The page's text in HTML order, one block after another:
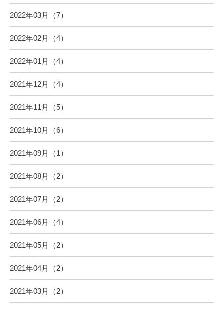
2022年03月（7）
2022年02月（4）
2022年01月（4）
2021年12月（4）
2021年11月（5）
2021年10月（6）
2021年09月（1）
2021年08月（2）
2021年07月（2）
2021年06月（4）
2021年05月（2）
2021年04月（2）
2021年03月（2）